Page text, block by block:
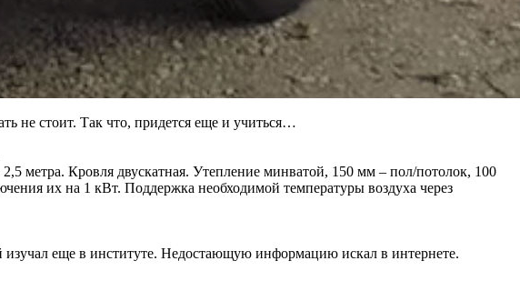
не стоит. Так что, придется еще и учиться…
метра. Кровля двускатная. Утепление минватой, 150 мм – пол/потолок, 100
их на 1 кВт. Поддержка необходимой температуры воздуха через
еще в институте. Недостающую информацию искал в интернете.